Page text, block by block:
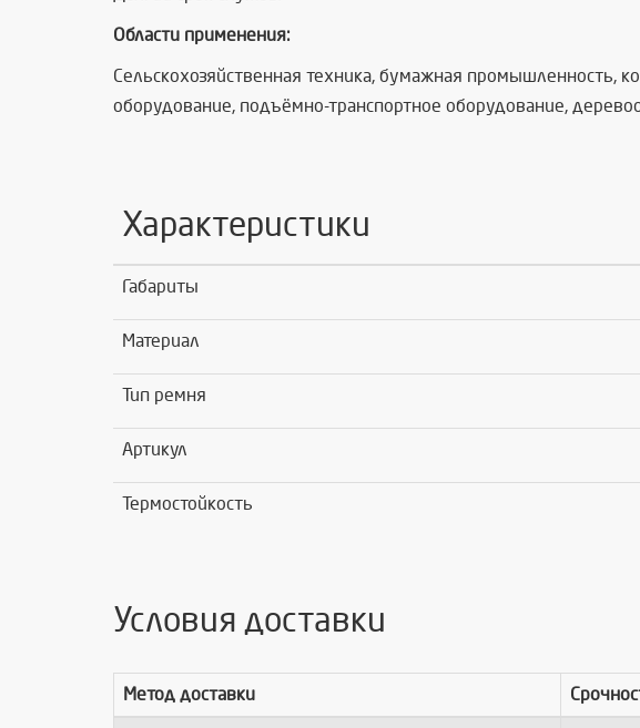
Области применения:
Сельскохозяйственная техника, бумажная промышленность,
оборудование, подъёмно-транспортное оборудование,
Характеристики
Габариты
Материал
Тип ремня
Артикул
Термостойкость
Условия доставки
Метод доставки